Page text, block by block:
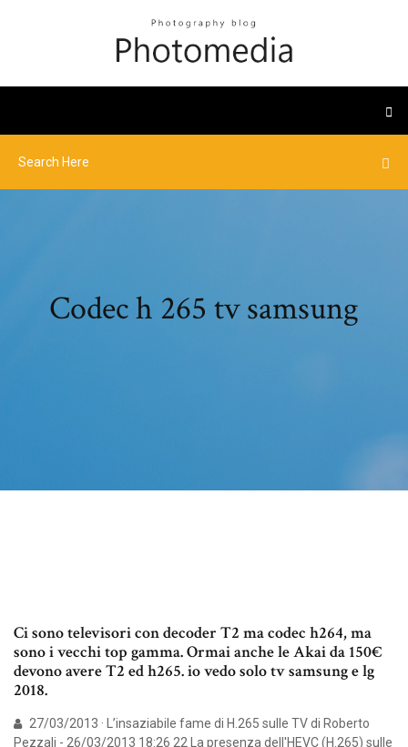
Codec h 265 tv samsung
Ci sono televisori con decoder T2 ma codec h264, ma
sono i vecchi top gamma. Ormai anche le Akai da 150€
devono avere T2 ed h265. io vedo solo tv samsung e lg
2018.
27/03/2013 · L’insaziabile fame di H.265 sulle TV di Roberto
Pezzali - 26/03/2013 18:26 22 La presenza dell'HEVC (H.265) sulle